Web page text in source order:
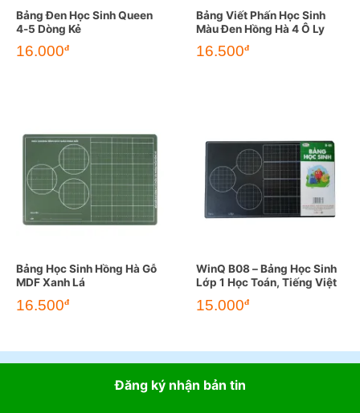
Bảng Đen Học Sinh Queen
4-5 Dòng Kẻ
16.000đ
Bảng Viết Phấn Học Sinh
Màu Đen Hồng Hà 4 Ô Ly
16.500đ
Bảng Học Sinh Hồng Hà Gỗ
MDF Xanh Lá
16.500đ
WinQ B08 – Bảng Học Sinh
Lớp 1 Học Toán, Tiếng Việt
15.000đ
Đăng ký nhận bản tin